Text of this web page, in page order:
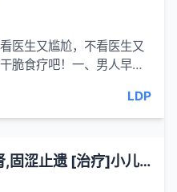
医生又尴尬，不看医生又
脆食疗吧！一、男人早泄
LDP
黑豆狗肉-[功效]温补肝肾,固涩止遗 [治疗]小儿遗尿-一味妙方